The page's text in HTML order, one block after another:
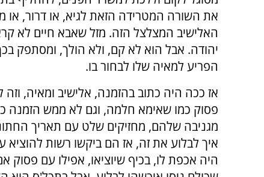
את השורה המטרידה הזאת לגיא, או דרור, או
האלישיב המצלצל הזה. מזל שאבא חיים לא
יהודה. אבל הוא לא קם, ולא הולך, ומסתפק
הפריע למאיה שלו לבחור בו.
אז ככה היה כתוב בהזמנה, אלישיב ומאיה,
פסוק כמו שאימא חלמה, וגם לא ממש הזמנה
מגניבה שלהם, מחזיקים שלט עם תאריך
איך לבלוע את זה, אז הם ביקשו רשות
היה אכפת לו, בכיף שיוציאו, אפילו עם פסוק